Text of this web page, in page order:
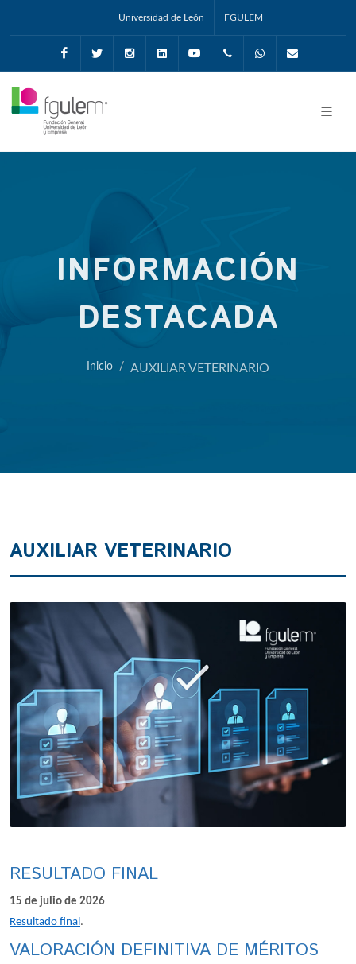
Universidad de León FGULEM
FacebookTwitter InstagramLinkedin Youtube +34987291651
Whatsapp
INFORMACIÓN
DESTACADA
Inicio AUXILIAR VETERINARIO
AUXILIAR VETERINARIO
RESULTADO FINAL
15 de julio de 2026
Resultado final.
VALORACIÓN DEFINITIVA DE MÉRITOS